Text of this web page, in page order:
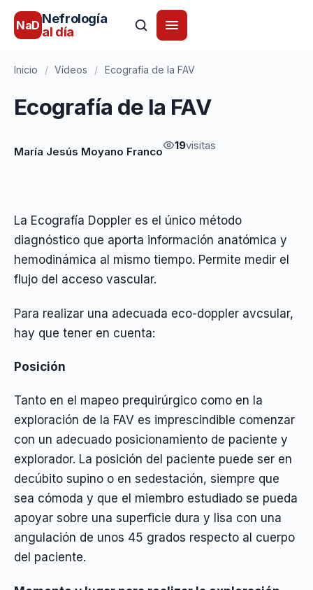
NaD Nefrología
al día
Inicio / Vídeos / Ecografía de la FAV
Ecografía de la FAV
María Jesús Moyano Franco 19visitas
La Ecografía Doppler es el único método
diagnóstico que aporta información anatómica y
hemodinámica al mismo tiempo. Permite medir el
flujo del acceso vascular.
Para realizar una adecuada eco-doppler avcsular,
hay que tener en cuenta:
Posición
Tanto en el mapeo prequirúrgico como en la
exploración de la FAV es imprescindible comenzar
con un adecuado posicionamiento de paciente y
explorador. La posición del paciente puede ser en
decúbito supino o en sedestación, siempre que
sea cómoda y que el miembro estudiado se pueda
apoyar sobre una superficie dura y lisa con una
angulación de unos 45 grados respecto al cuerpo
del paciente.